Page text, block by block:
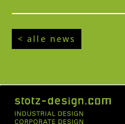
< alle news